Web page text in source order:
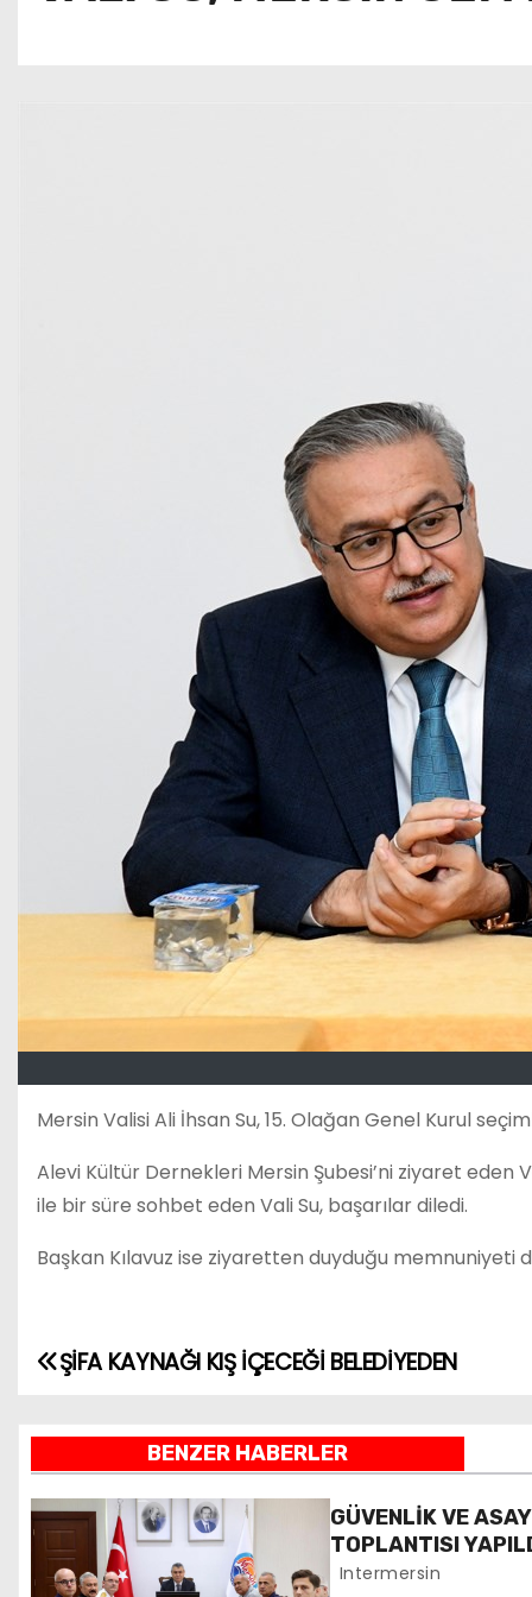
Mersin Valisi Ali İhsan Su, 15. Olağan Genel Kurul
Alevi Kültür Dernekleri Mersin Şubesi’ni ziyaret eden
ile bir süre sohbet eden Vali Su, başarılar diledi.
Başkan Kılavuz ise ziyaretten duyduğu memnuniyeti
Y
z
ı
g
ŞİFA KAYNAĞI KIŞ İÇECEĞİ BELEDİYEDEN
BENZER HABERLER
GÜVENLİK VE
TOPLANTISI
Intermersin